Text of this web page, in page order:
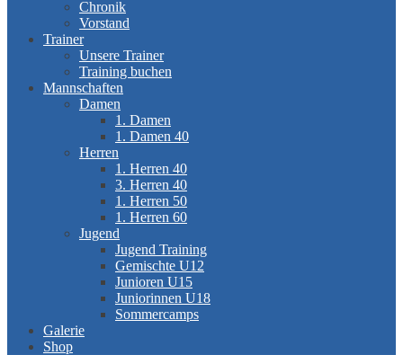
Chronik
Vorstand
Trainer
Unsere Trainer
Training buchen
Mannschaften
Damen
1. Damen
1. Damen 40
Herren
1. Herren 40
3. Herren 40
1. Herren 50
1. Herren 60
Jugend
Jugend Training
Gemischte U12
Junioren U15
Juniorinnen U18
Sommercamps
Galerie
Shop